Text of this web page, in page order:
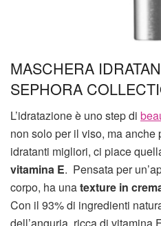
MASCHERA
SEPHORA
L’idratazione è uno step di
non solo per il viso, ma
idratanti migliori, ci piace
vitamina E. Pensata per
corpo, ha unatexture in
Con il 93% di ingredienti